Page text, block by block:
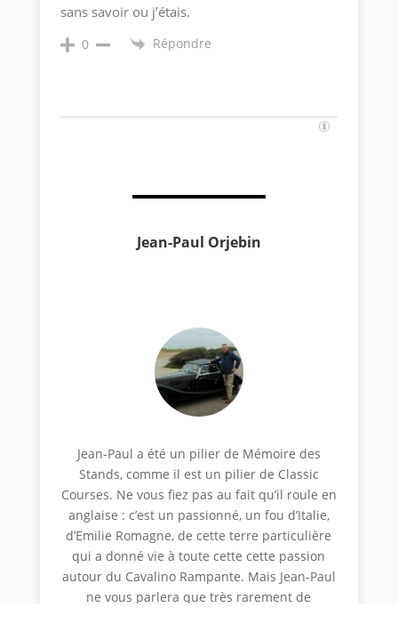
sans savoir ou j’étais.
0 Répondre
Jean-Paul Orjebin
Jean-Paul a été un pilier de Mémoire des
Stands, comme il est un pilier de Classic
Courses. Ne vous fiez pas au fait qu’il roule en
anglaise : c’est un passionné, un fou d’Italie,
d’Emilie Romagne, de cette terre particulière
qui a donné vie à toute cette cette passion
autour du Cavalino Rampante. Mais Jean-Paul
ne vous parlera que très rarement de